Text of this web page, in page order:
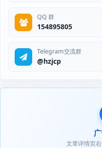
QQ 群
154895805
Telegram交流群
@hzjcp
文章详情页